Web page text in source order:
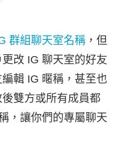
群組聊天室名稱 ，但
改 IG 聊天室的好友
輯 IG 暱稱，甚至也
雙方或所有成員都
，讓你們的專屬聊天